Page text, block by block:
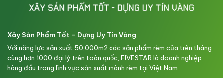
Xây Sản Phẩm Tốt – Dựng Uy Tín Vàng
Với năng lực sản xuất 50,000m2 các sản phẩm rèm cửa trên tháng
cùng hơn 1000 đại lý trên toàn quốc, FIVESTAR là doanh nghiệp
hàng đầu trong lĩnh vực sản xuất mành rèm tại Việt Nam